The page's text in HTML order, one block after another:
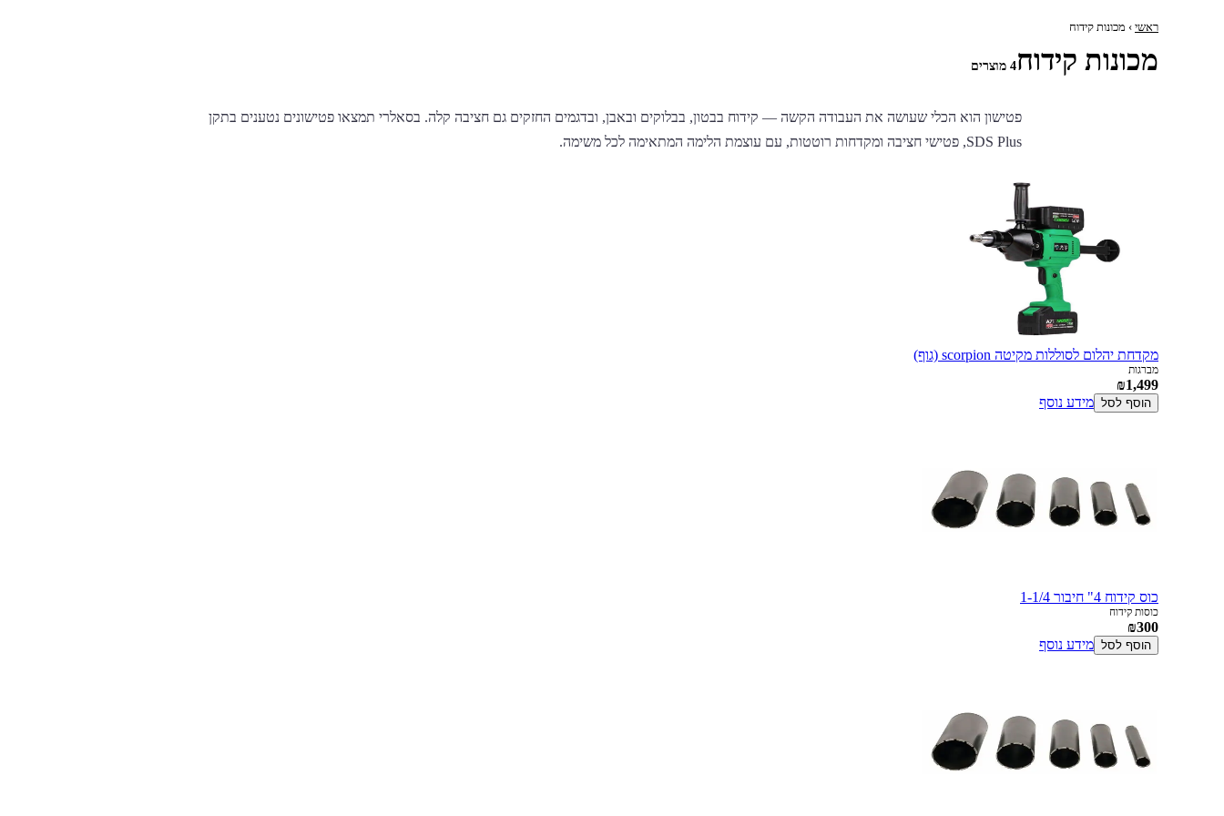
ראשי › מכונות קידוח
מכונות קידוח4 מוצרים
פטישון הוא הכלי שעושה את העבודה הקשה — קידוח בבטון, בבלוקים ובאבן, ובדגמים החזקים גם חציבה קלה. בסאלרי תמצאו פטישונים נטענים בתקן
SDS Plus, פטישי חציבה ומקדחות רוטטות, עם עוצמת הלימה המתאימה לכל משימה.
מקדחת יהלום לסוללות מקיטה scorpion (גוף)
מברגות
₪1,499
הוסף לסל מידע נוסף
כוס קידוח 4" חיבור 1-1/4
כוסות קידוח
₪300
הוסף לסל מידע נוסף